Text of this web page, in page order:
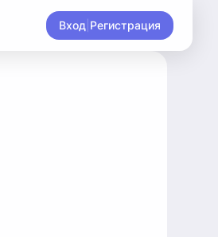
Вход Регистрация